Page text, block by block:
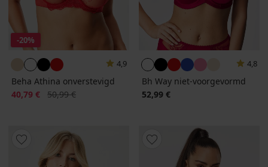
-20%
4,9
Beha Athina onverstevigd
Korting
40,79 € Oorspronkelijke prijs
50,99 €
4,8
Bh Way niet-voorgevormd
52,99 €